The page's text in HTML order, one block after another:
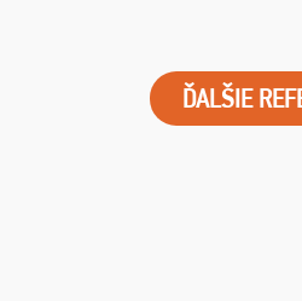
ĎALŠIE